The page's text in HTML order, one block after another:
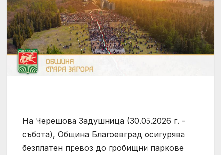
На Черешова Задушница (30.05.2026 г. –
събота), Община Благоевград осигурява
безплатен превоз до гробищни паркове